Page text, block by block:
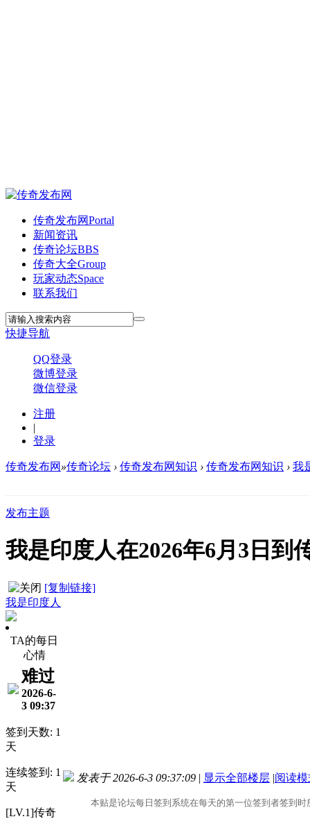
传奇发布网Portal
新闻资讯
传奇论坛BBS
传奇大全Group
玩家动态Space
联系我们
快捷导航
QQ登录
微博登录
微信登录
注册
|
登录
传奇发布网 »传奇论坛 › 传奇发布网知识 › 传奇发布网知识 › 我
发布主题
我是印度人在2026年6月3日到
[复制链接]
我是印度人
TA的每日
心情
难过
2026-6-
3 09:37
签到天数: 1
天
连续签到: 1
天
[LV.1]传奇
发表于 2026-6-3 09:37:09 | 显示全部楼层 |阅读
本贴是论坛每日签到系统在每天的第一位签到者签到